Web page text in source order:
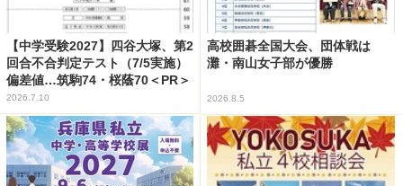
【中学受験2027】四谷大塚、第2
回合不合判定テスト（7/5実施）
偏差値…筑駒74・桜蔭70＜PR＞
2026.7.10
高校囲碁全国大会、団体戦は
灘・南山女子部が優勝
2026.8.5